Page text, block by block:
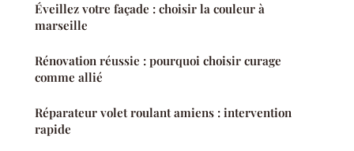
Éveillez votre façade : choisir la couleur à
marseille
Rénovation réussie : pourquoi choisir curage
comme allié
Réparateur volet roulant amiens : intervention
rapide